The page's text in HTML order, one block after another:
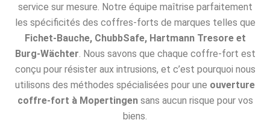
service sur mesure. Notre équipe maîtrise parfaitement
les spécificités des coffres-forts de marques telles que
Fichet-Bauche, ChubbSafe, Hartmann Tresore et
Burg-Wächter . Nous savons que chaque coffre-fort est
conçu pour résister aux intrusions, et c’est pourquoi nous
utilisons des méthodes spécialisées pour une ouverture
coffre-fort à Mopertingensans aucun risque pour vos
biens.